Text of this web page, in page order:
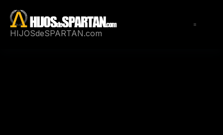
contenido
HIJOSdeSPARTAN.com